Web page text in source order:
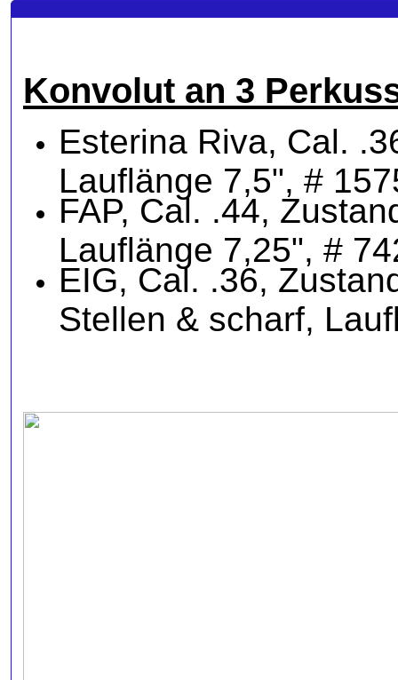
Konvolut an 3
Esterina Riva, Cal.
Lauflänge 7,5", #
FAP, Cal. .44,
Lauflänge 7,25", #
EIG, Cal. .36,
Stellen & scharf,